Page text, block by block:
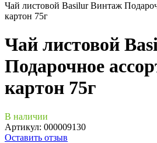
Чай листовой Basilur Винтаж
картон 75г
Чай листовой
Подарочное
картон 75г
В наличии
Артикул: 000009130
Оставить отзыв